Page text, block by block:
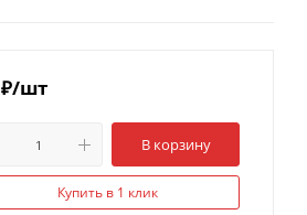
₽/шт
В корзину
Купить в 1 клик